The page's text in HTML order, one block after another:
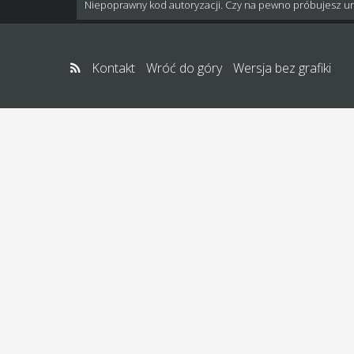
Niepoprawny kod autoryzacji. Czy na pewno próbujesz
Kontakt Wróć do góry Wersja bez grafiki